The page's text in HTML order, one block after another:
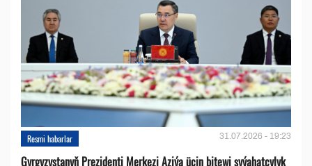
Resmi habarlar 31.07.2026 - 19:23
Gyrgyzystanyň Prezidenti Merkezi Aziýa üçin bitewi syýahatçylyk